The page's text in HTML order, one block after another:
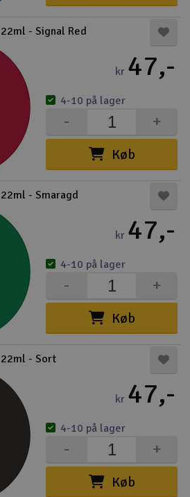
- Signal Red
kr 47,-
Køb
+
-
4-10 på lager
- Smaragd
kr 47,-
Køb
+
-
4-10 på lager
- Sort
kr 47,-
Køb
+
-
4-10 på lager